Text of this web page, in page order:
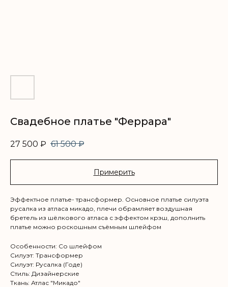
Свадебное платье "Феррара"
27 500 ₽ 61 500 ₽
Примерить
Эффектное платье- трансформер. Основное платье силуэта
русалка из атласа микадо, плечи обрамляет воздушная
бретель из шёлкового атласа с эффектом крэш, дополнить
платье можно роскошным съёмным шлейфом
Особенности: Со шлейфом
Силуэт: Трансформер
Силуэт: Русалка (Годе)
Стиль: Дизайнерские
Ткань: Атлас "Микадо"